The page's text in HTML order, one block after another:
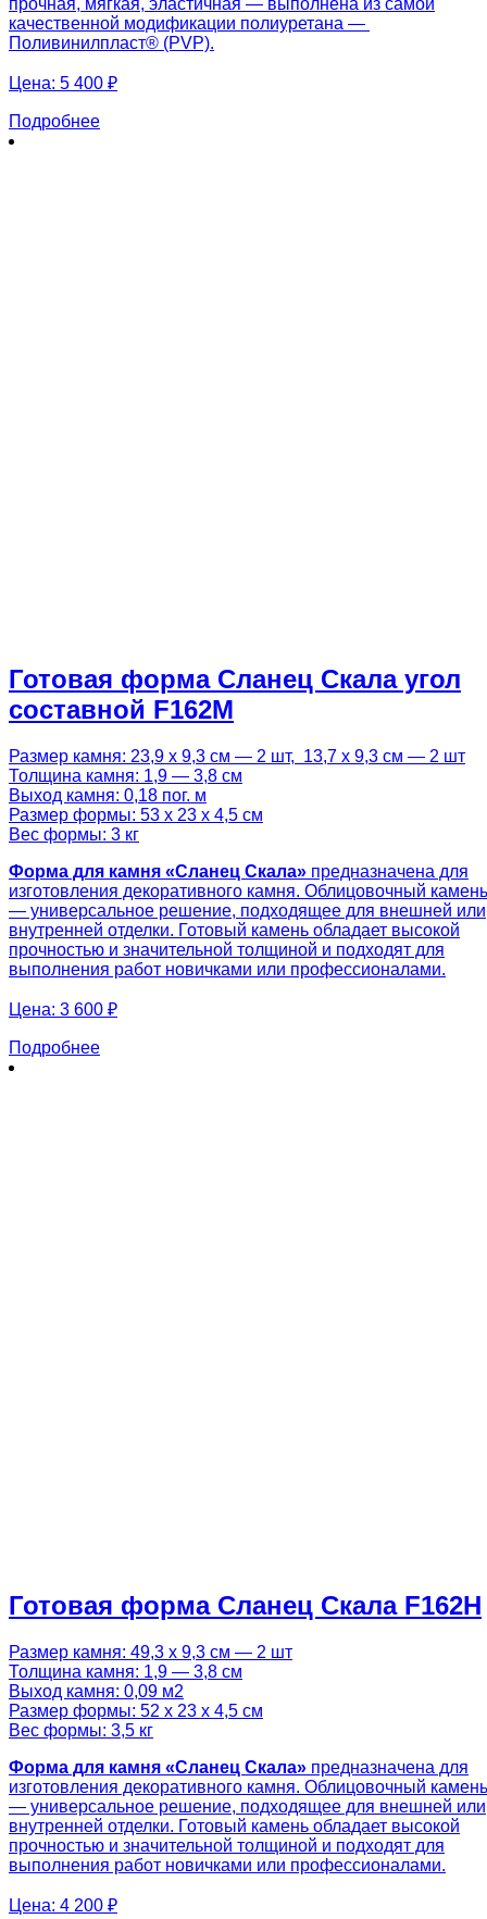
прочная, мягкая, эластичная — выполнена из самой
качественной модификации полиуретана —
Поливинилпласт® (PVP).
Цена: 5 400 ₽
Подробнее
Готовая форма Сланец Скала угол
составной F162M
Размер камня: 23,9 х 9,3 см — 2 шт, 13,7 х 9,3 см — 2 шт
Толщина камня: 1,9 — 3,8 см
Выход камня: 0,18 пог. м
Размер формы: 53 х 23 х 4,5 см
Вес формы: 3 кг
Форма для камня «Сланец Скала» предназначена для
изготовления декоративного камня. Облицовочный камень
— универсальное решение, подходящее для внешней или
внутренней отделки. Готовый камень обладает высокой
прочностью и значительной толщиной и подходят для
выполнения работ новичками или профессионалами.
Цена: 3 600 ₽
Подробнее
Готовая форма Сланец Скала F162H
Размер камня: 49,3 х 9,3 см — 2 шт
Толщина камня: 1,9 — 3,8 см
Выход камня: 0,09 м2
Размер формы: 52 х 23 х 4,5 см
Вес формы: 3,5 кг
Форма для камня «Сланец Скала» предназначена для
изготовления декоративного камня. Облицовочный камень
— универсальное решение, подходящее для внешней или
внутренней отделки. Готовый камень обладает высокой
прочностью и значительной толщиной и подходят для
выполнения работ новичками или профессионалами.
Цена: 4 200 ₽